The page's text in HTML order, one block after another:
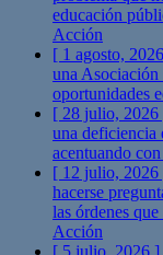
educación
Acción
[ 1 agosto,
una
oportunidades
[ 28 julio, 2026
una deficiencia
acentuando
[ 12 julio, 2026
hacerse
las órdenes
Acción
[ 5 julio, 2026 ]